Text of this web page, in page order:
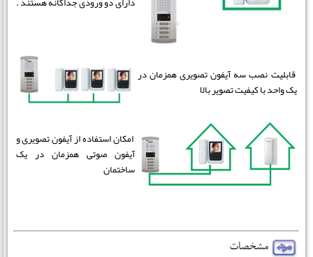
قابلیت نصب سه آیفون تصویری همزمان در
یک واحد با کیفیت تصویر بالا
امکان استفاده از آیفون تصویری و
آیفون صوتی همزمان در یک
ساختمان